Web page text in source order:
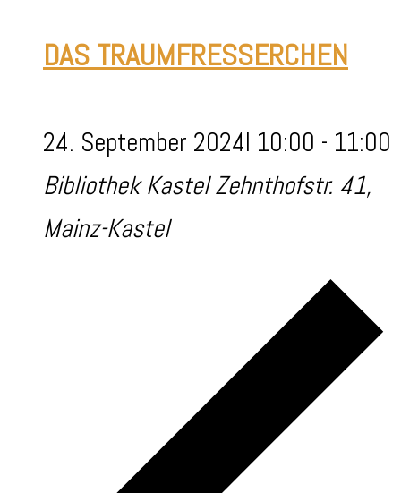
DAS TRAUMFRESSERCHEN
24. September 2024I 10:00 - 11:00
Bibliothek KastelZehnthofstr. 41,
Mainz-Kastel